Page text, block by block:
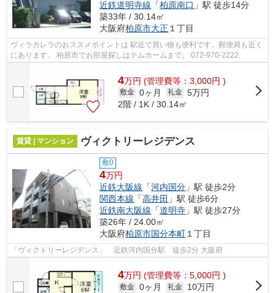
近鉄道明寺線 「柏原南口 」駅 徒歩14分
築33年 / 30.14㎡
大阪府柏原市大正 １丁目
ヴィラカレラのおススメポイントは 駅近で買い物も便利です。郵便局も近く
にあります。 柏原市でお部屋探しはテムホームまで。 072-970-2222
4万円 (管理費等：3,000円 )
敷金 0ヶ月 礼金 5万円
2階 / 1K / 30.14㎡
賃貸 | マンション ヴィクトリーレジデンス
敷0
4万円
近鉄大阪線 「河内国分 」駅 徒歩2分
関西本線 「高井田 」駅 徒歩6分
近鉄南大阪線 「道明寺 」駅 徒歩27分
築26年 / 24.00㎡
大阪府柏原市国分本町 １丁目
「ヴィクトリーレジデンス」 近鉄河内国分駅 徒歩2分 大阪府
4万円 (管理費等：5,000円 )
敷金 0ヶ月 礼金
10万円